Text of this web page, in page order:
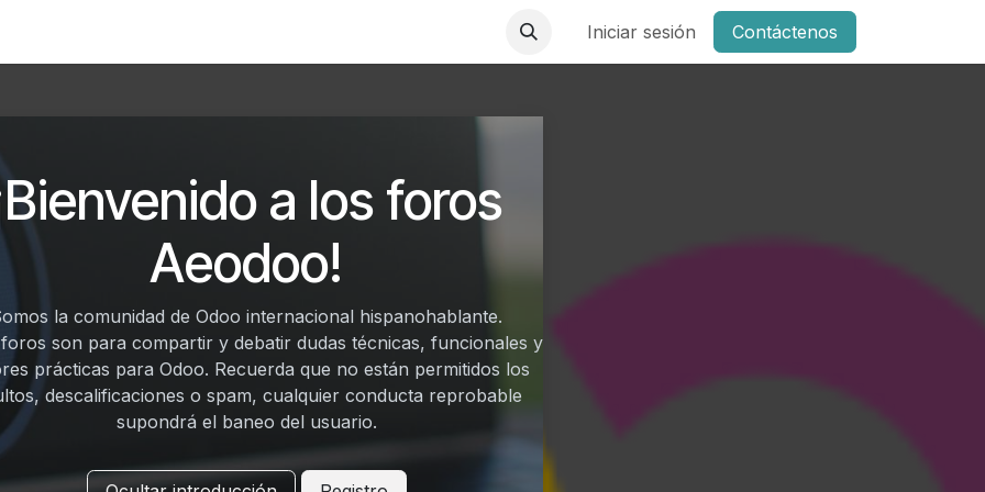
Iniciar sesión Contáctenos
a los foros
Aeodoo!
la comunidad de Odoo internacional hispanohablante.
son para compartir y debatir dudas técnicas, funcionales y
prácticas para Odoo. Recuerda que no están permitidos los
descalificaciones o spam, cualquier conducta reprobable
supondrá el baneo del usuario.